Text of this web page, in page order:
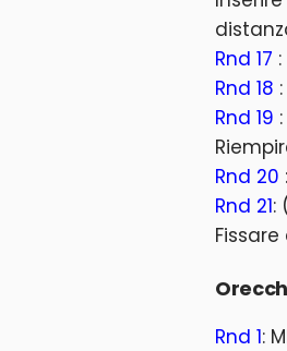
Rnd 17
Rnd 18
Rnd 19
Rnd 20
Rnd 21:
Rnd 1: